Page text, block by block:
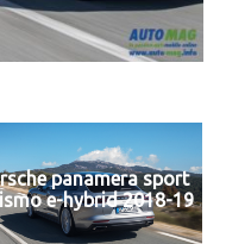
panamera sport
e-hybrid 2018-19